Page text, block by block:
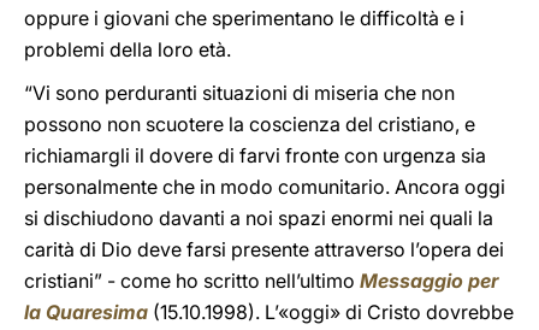
oppure i giovani che sperimentano le difficoltà e i
problemi della loro età.
“Vi sono perduranti situazioni di miseria che non
possono non scuotere la coscienza del cristiano, e
richiamargli il dovere di farvi fronte con urgenza sia
personalmente che in modo comunitario. Ancora oggi
si dischiudono davanti a noi spazi enormi nei quali la
carità di Dio deve farsi presente attraverso l’opera dei
cristiani” - come ho scritto nell’ultimo Messaggio per
la Quaresima (15.10.1998). L’«oggi» di Cristo dovrebbe